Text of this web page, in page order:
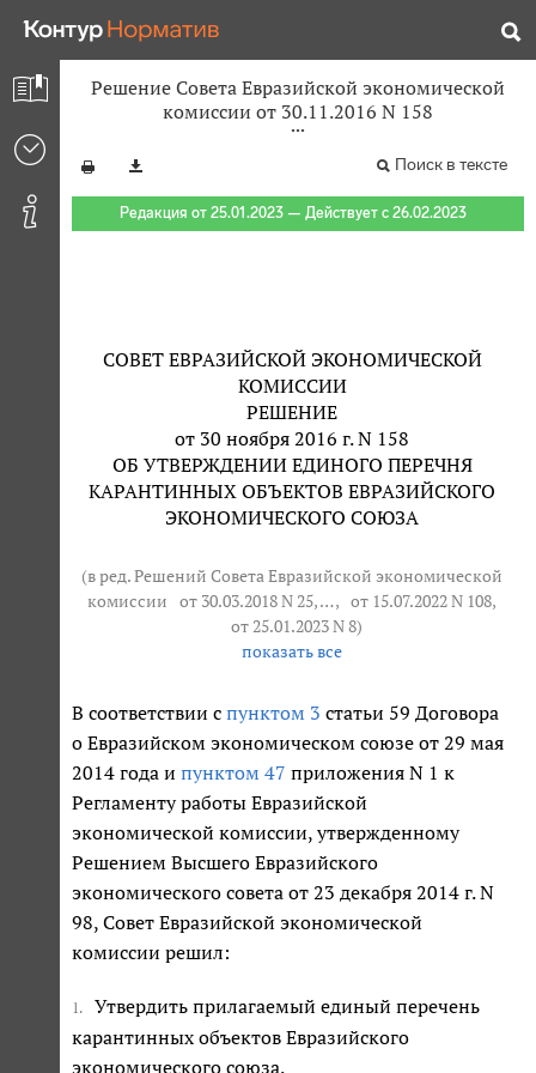
Решение Совета Евразийской экономической
комиссии от 30.11.2016 N 158
Поиск в тексте
Редакция от 25.01.2023 — Действует с 26.02.2023
СОВЕТ ЕВРАЗИЙСКОЙ ЭКОНОМИЧЕСКОЙ
КОМИССИИ
РЕШЕНИЕ
от 30 ноября 2016 г. N 158
ОБ УТВЕРЖДЕНИИ ЕДИНОГО ПЕРЕЧНЯ
КАРАНТИННЫХ ОБЪЕКТОВ ЕВРАЗИЙСКОГО
ЭКОНОМИЧЕСКОГО СОЮЗА
(в ред. Решений Совета Евразийской экономической
комиссии
от 30.03.2018 N 25, … , от 15.07.2022 N 108,
от 25.01.2023 N 8)
показать все
В соответствии с пунктом 3 статьи 59 Договора
о Евразийском экономическом союзе от 29 мая
2014 года и пунктом 47 приложения N 1 к
Регламенту работы Евразийской
экономической комиссии, утвержденному
Решением Высшего Евразийского
экономического совета от 23 декабря 2014 г. N
98, Совет Евразийской экономической
комиссии решил:
1.
Утвердить прилагаемый единый перечень
карантинных объектов Евразийского
экономического союза.